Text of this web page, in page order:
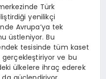
Türk
yenilikçi
Avrupa’ya tek
üstleniyor. Bu
tesisinde tüm kaset
ve bu
ülkelere ihraç ederek